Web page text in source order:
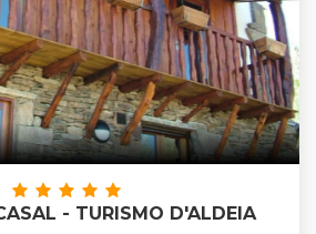
- TURISMO D'ALDEIA